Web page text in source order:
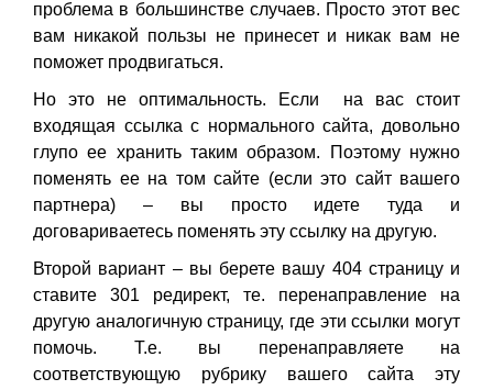
проблема в большинстве случаев. Просто этот вес
вам никакой пользы не принесет и никак вам не
поможет продвигаться.
Но это не оптимальность. Если на вас стоит
входящая ссылка с нормального сайта, довольно
глупо ее хранить таким образом. Поэтому нужно
поменять ее на том сайте (если это сайт вашего
партнера) – вы просто идете туда и
договариваетесь поменять эту ссылку на другую.
Второй вариант – вы берете вашу 404 страницу и
ставите 301 редирект, те. перенаправление на
другую аналогичную страницу, где эти ссылки могут
помочь. Т.е. вы перенаправляете на
соответствующую рубрику вашего сайта эту